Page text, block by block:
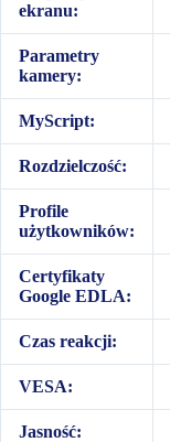
ekranu:
Parametry
kamery:
MyScript:
Rozdzielczość:
Profile
użytkowników:
Certyfikaty
Google EDLA:
Czas reakcji:
VESA:
Jasność: